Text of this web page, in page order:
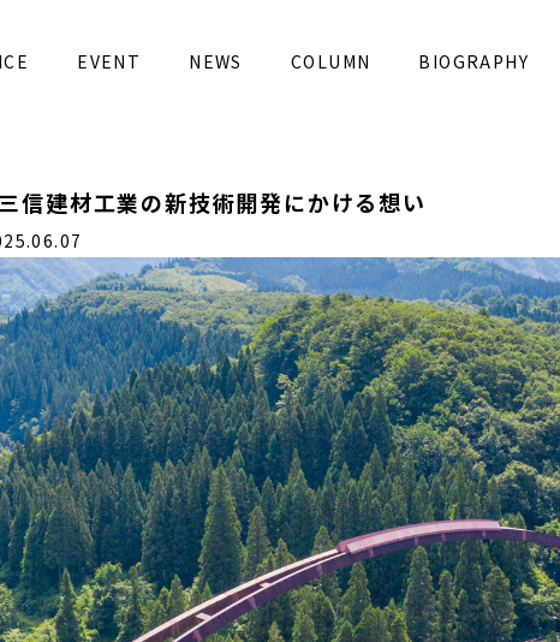
EVENT NEWS COLUMN BIOGRAPHY
信建材工業の新技術開発にかける想い